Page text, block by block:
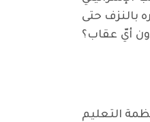
بالنزف حتى
دون أيّ عقاب؟
التعليم